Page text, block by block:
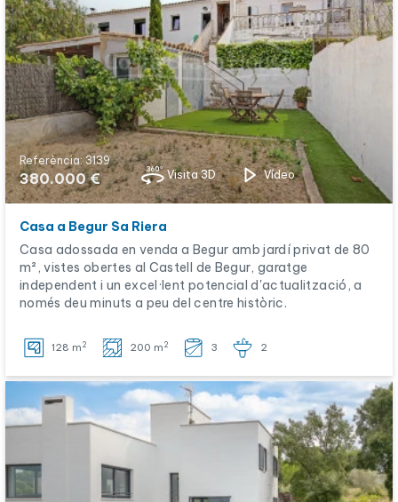
Referència: 3139
380.000 € Visita 3D Vídeo
Casa a Begur Sa Riera
Casa adossada en venda a Begur amb jardí privat de 80
m², vistes obertes al Castell de Begur, garatge
independent i un excel·lent potencial d'actualització, a
només deu minuts a peu del centre històric.
128 m 2 200 m 2 3 2